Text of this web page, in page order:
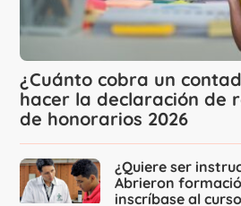
¿Cuánto cobra un
hacer la declaración de
de honorarios 2026
¿Quiere ser
Abrieron
inscríbase al curso